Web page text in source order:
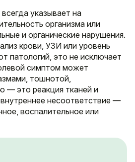
указывает на
организма или
и органические нарушения.
крови, УЗИ или уровень
патологий, это не исключает
симптом может
тошнотой,
— это реакция тканей и
несоответствие —
воспалительное или